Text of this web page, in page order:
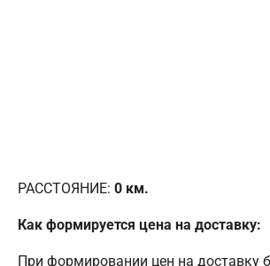
РАССТОЯНИЕ: 0 км.
Как формируется цена на доставку:
При формировании цен на доставку